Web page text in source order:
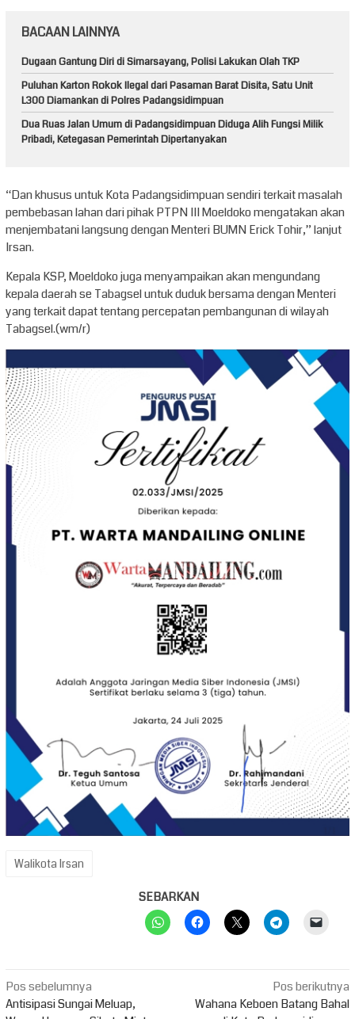
BACAAN LAINNYA
Dugaan Gantung Diri di Simarsayang, Polisi Lakukan Olah TKP
Puluhan Karton Rokok Ilegal dari Pasaman Barat Disita, Satu Unit
L300 Diamankan di Polres Padangsidimpuan
Dua Ruas Jalan Umum di Padangsidimpuan Diduga Alih Fungsi Milik
Pribadi, Ketegasan Pemerintah Dipertanyakan
“Dan khusus untuk Kota Padangsidimpuan sendiri terkait masalah
pembebasan lahan dari pihak PTPN III Moeldoko mengatakan akan
menjembatani langsung dengan Menteri BUMN Erick Tohir,” lanjut
Irsan.
Kepala KSP, Moeldoko juga menyampaikan akan mengundang
kepala daerah se Tabagsel untuk duduk bersama dengan Menteri
yang terkait dapat tentang percepatan pembangunan di wilayah
Tabagsel.(wm/r)
Walikota Irsan
SEBARKAN
Navigasi
pos
Pos sebelumnya
Antisipasi Sungai Meluap,
Pos berikutnya
Wahana Keboen Batang Bahal